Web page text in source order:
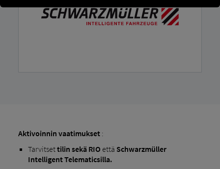
Aktivoinnin vaatimukset:
Tarvitsettilin sekä RIO että Schwarzmüller
Intelligent Telematicsilla.